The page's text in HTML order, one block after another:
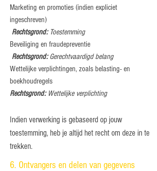
Marketing en promoties (indien expliciet
ingeschreven)
Rechtsgrond: Toestemming
Beveiliging en fraudepreventie
Rechtsgrond:Gerechtvaardigd belang
Wettelijke verplichtingen, zoals belasting- en
boekhoudregels
Rechtsgrond: Wettelijke verplichting
Indien verwerking is gebaseerd op jouw
toestemming, heb je altijd het recht om deze in te
trekken.
6. Ontvangers en delen van gegevens